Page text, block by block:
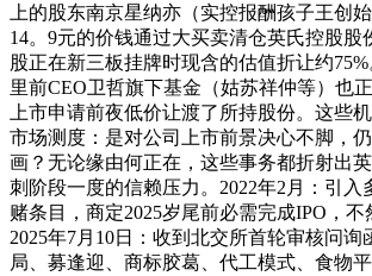
上的股东南京星纳亦（实控报酬孩子王创
14。9元的价钱通过大买卖清仓英氏控股股
股正在新三板挂牌时现含的估值折让约
里前CEO卫哲旗下基金（姑苏祥仲等）也
上市申请前夜低价让渡了所持股份。这些
市场测度：是对公司上市前景决心不脚，
画？无论缘由何正在，这些事务都折射出
刺阶段一度的信赖压力。2022年2月：引入
赌条目，商定2025岁尾前必需完成IPO，不
2025年7月10日：收到北交所首轮审核问询
局、募逢迎、商标胶葛、代工模式、食物